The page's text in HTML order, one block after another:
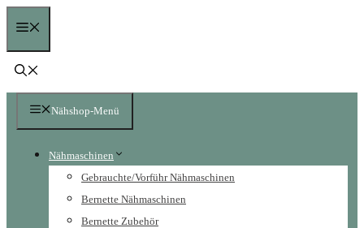
springen
Nähshop-Menü
Nähmaschinen
Gebrauchte/Vorführ Nähmaschinen
Bernette Nähmaschinen
Bernette Zubehör